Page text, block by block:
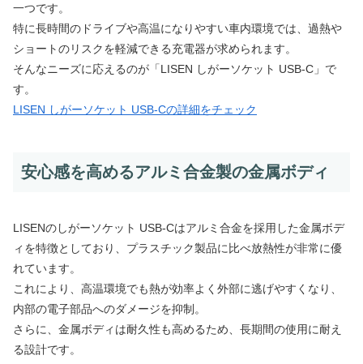
一つです。
特に長時間のドライブや高温になりやすい車内環境では、過熱や
ショートのリスクを軽減できる充電器が求められます。
そんなニーズに応えるのが「LISEN しがーソケット USB-C」で
す。
LISEN しがーソケット USB-Cの詳細をチェック
安心感を高めるアルミ合金製の金属ボディ
LISENのしがーソケット USB-Cはアルミ合金を採用した金属ボデ
ィを特徴としており、プラスチック製品に比べ放熱性が非常に優
れています。
これにより、高温環境でも熱が効率よく外部に逃げやすくなり、
内部の電子部品へのダメージを抑制。
さらに、金属ボディは耐久性も高めるため、長期間の使用に耐え
る設計です。